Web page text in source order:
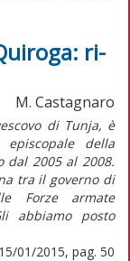
ri-
M. Castagnaro
di Tunja, è
della
dal 2005 al 2008.
tra il governo di
Forze armate
abbiamo posto
01/2015, pag. 50